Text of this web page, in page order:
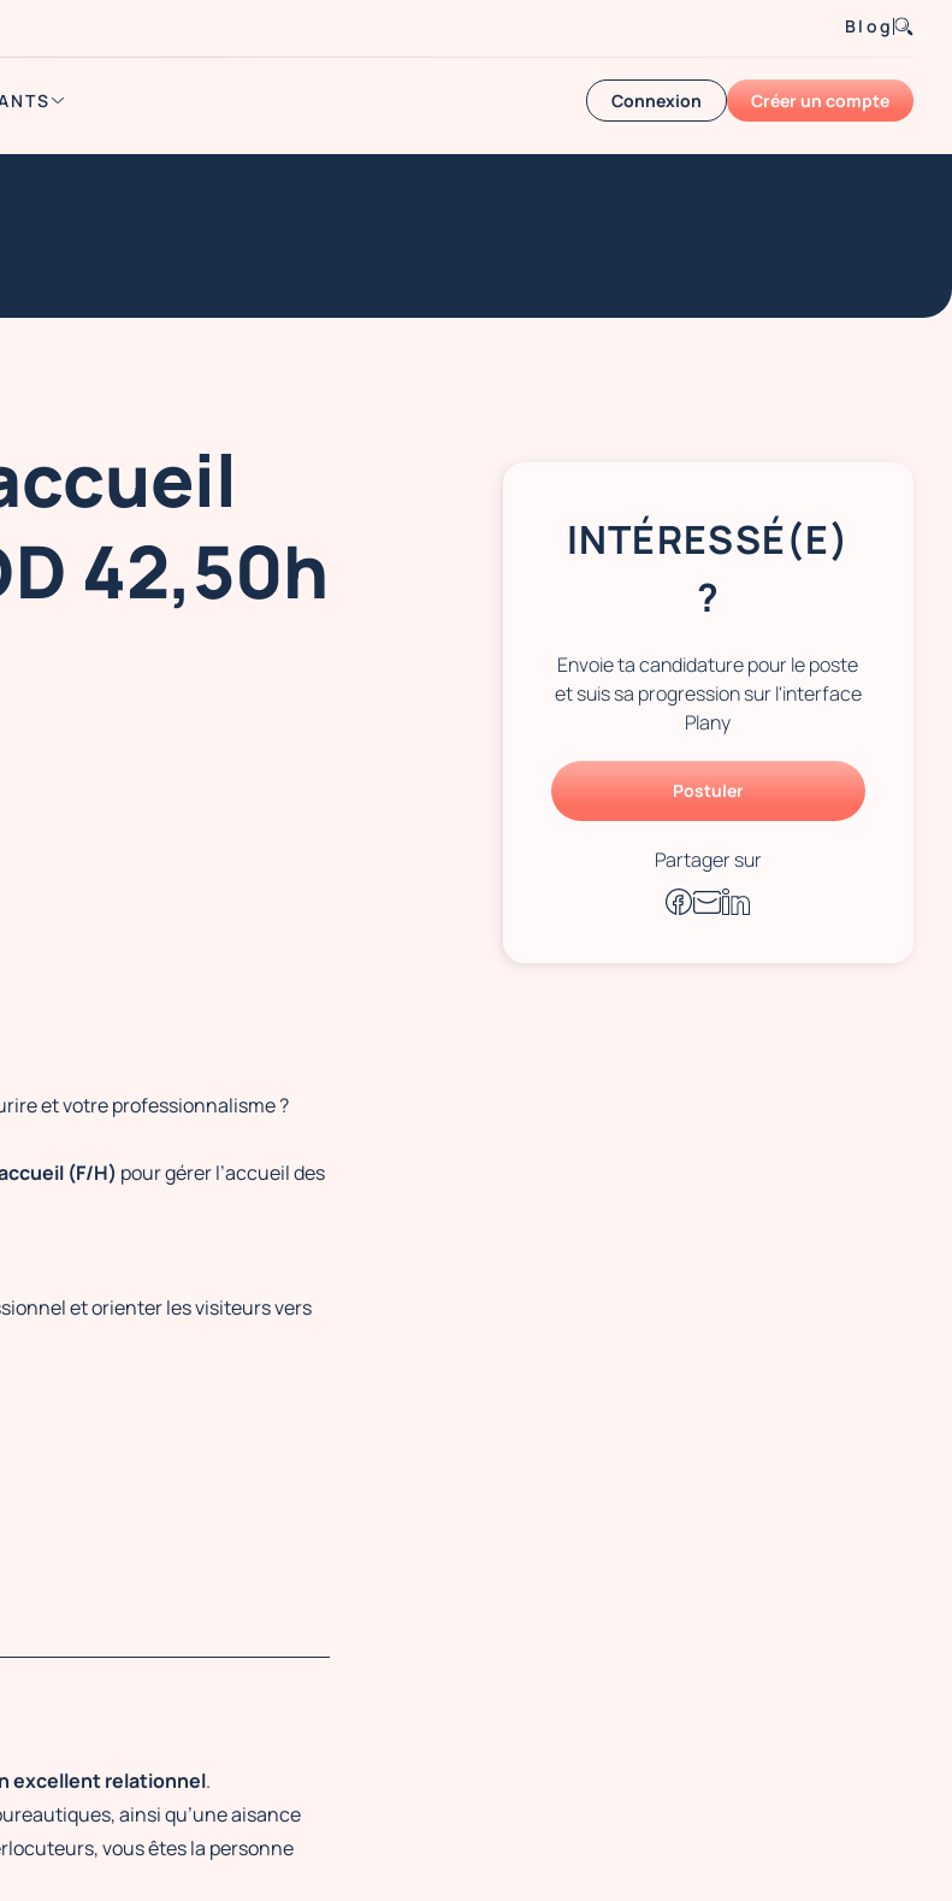
Blog
Connexion Créer un compte
42,50h
et votre professionnalisme ?
(F/H) pour gérer l’accueil des
et orienter les visiteurs vers
excellent relationnel.
ainsi qu’une aisance
vous êtes la personne
INTÉRESSÉ(E)
?
Envoie ta candidature pour le poste
et suis sa progression sur l'interface
Plany
Postuler
Partager sur